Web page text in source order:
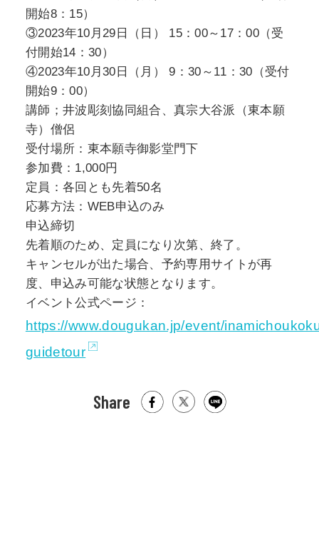
開始8：15）
③2023年10月29日（日） 15：00～17：00（受
付開始14：30）
④2023年10月30日（月） 9：30～11：30（受付
開始9：00）
講師；井波彫刻協同組合、真宗大谷派（東本願
寺）僧侶
受付場所：東本願寺御影堂門下
参加費：1,000円
定員：各回とも先着50名
応募方法：WEB申込のみ
申込締切
先着順のため、定員になり次第、終了。
キャンセルが出た場合、予約専用サイトが再
度、申込み可能な状態となります。
イベント公式ページ：
https://www.dougukan.jp/event/
guidetour
Share